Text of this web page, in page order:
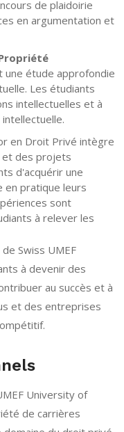
de plaidoirie
en argumentation et
une étude approfondie
Les étudiants
intellectuelles et à
en Droit Privé intègre
et des projets
d'acquérir une
pratique leurs
sont
à relever les
Swiss UMEF
à devenir des
au succès et à
et des entreprises
University of
de carrières